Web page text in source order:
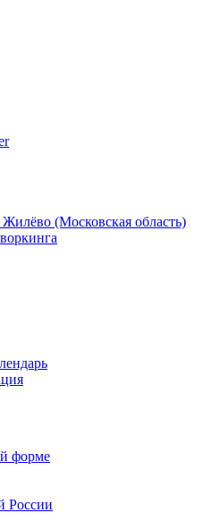
(Московская область)
форме
России